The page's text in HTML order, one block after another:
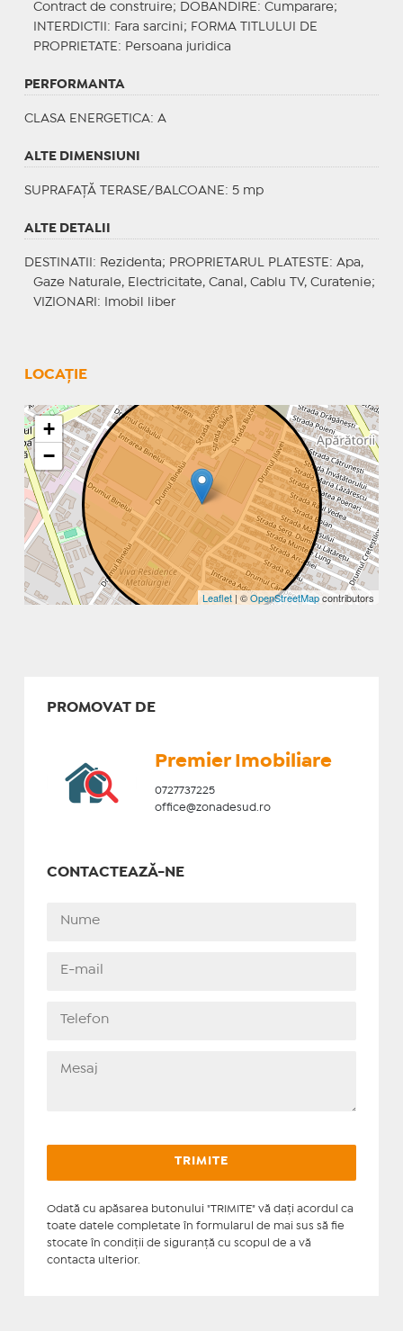
Contract de construire;
DOBANDIRE : Cumparare;
INTERDICTII : Fara sarcini; FORMA TITLULUI DE
PROPRIETATE : Persoana juridica
PERFORMANTA
CLASA ENERGETICA: A
ALTE DIMENSIUNI
SUPRAFAȚĂ TERASE/BALCOANE: 5 mp
ALTE DETALII
DESTINATII : Rezidenta; PROPRIETARUL PLATESTE : Apa,
Gaze Naturale, Electricitate, Canal, Cablu TV, Curatenie;
VIZIONARI : Imobil liber
LOCAȚIE
+
−
Leaflet | ©OpenStreetMapcontributors
PROMOVAT DE
Premier Imobiliare
0727737225
office@zonadesud.ro
CONTACTEAZĂ-NE
Odată cu apăsarea butonului "TRIMITE" vă daţi acordul ca
toate datele completate în formularul de mai sus să fie
stocate în condiţii de siguranţă cu scopul de a vă
contacta ulterior.